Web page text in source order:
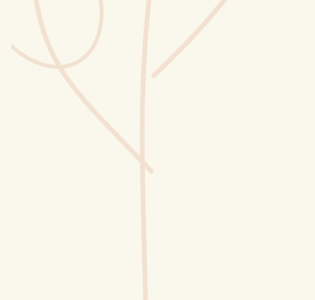
Sammlungen
Selber machen